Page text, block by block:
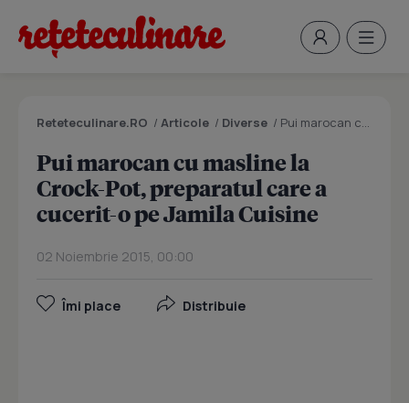
Reteteculinare.RO / Articole / Diverse / Pui marocan cu masline la Crock-Pot, preparatul care a cucerit-o pe Jamila Cuisine
Pui marocan cu masline la
Crock-Pot, preparatul care a
cucerit-o pe Jamila Cuisine
02 Noiembrie 2015, 00:00
Îmi place Distribuie